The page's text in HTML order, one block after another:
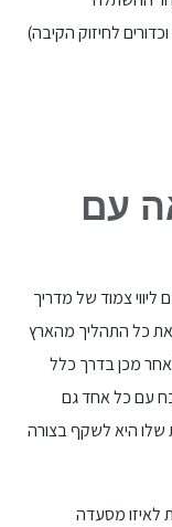
לחיזוק הקיבה)
עם
צמוד של מדריך
את כל התהליך מהארץ
מכן בדרך כלל
עם כל אחד גם
שלו היא לשקף בצורה
לאיזו מסעדה